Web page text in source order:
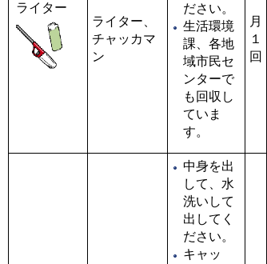
ライター
ライター、
チャッカマ
ン
ださい。
生活環境
課、各地
域市民セ
ンターで
も回収し
ていま
す。
月
１
回
中身を出
して、水
洗いして
出してく
ださい。
キャッ